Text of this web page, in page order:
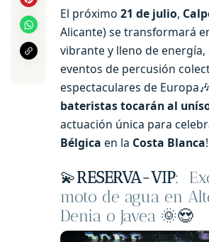
El próximo 21 de julio,
Alicante) se transformará
vibrante y lleno de energía,
eventos de percusión
espectaculares de
bateristas tocarán al
actuación única para
Bélgica en la Costa Blanca
💫RESERVA-VIP:
moto de agua en
Denia o Javea 🌞😍